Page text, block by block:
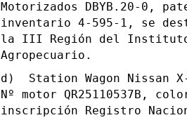
Motorizados DBYB.20-0,
inventario 4-595-1, se
la III Región del
Agropecuario.
d) Station Wagon Nissan
Nº motor QR25110537B,
inscripción Registro